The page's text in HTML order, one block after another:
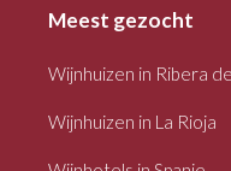
Meest gezocht
Wijnhuizen in Ribera
Wijnhuizen in La Rioja